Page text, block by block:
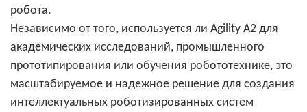
робота.
Независимо от того, используется ли Agility A2 для
академических исследований, промышленного
прототипирования или обучения робототехнике, это
масштабируемое и надежное решение для создания
интеллектуальных роботизированных систем